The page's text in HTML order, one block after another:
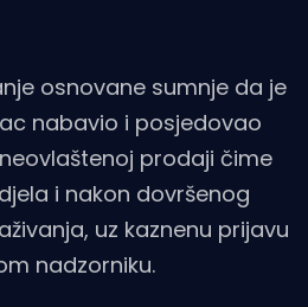
osnovane sumnje da je
nabavio i posjedovao
prodaji čime
i nakon dovršenog
uz kaznenu prijavu
nadzorniku.